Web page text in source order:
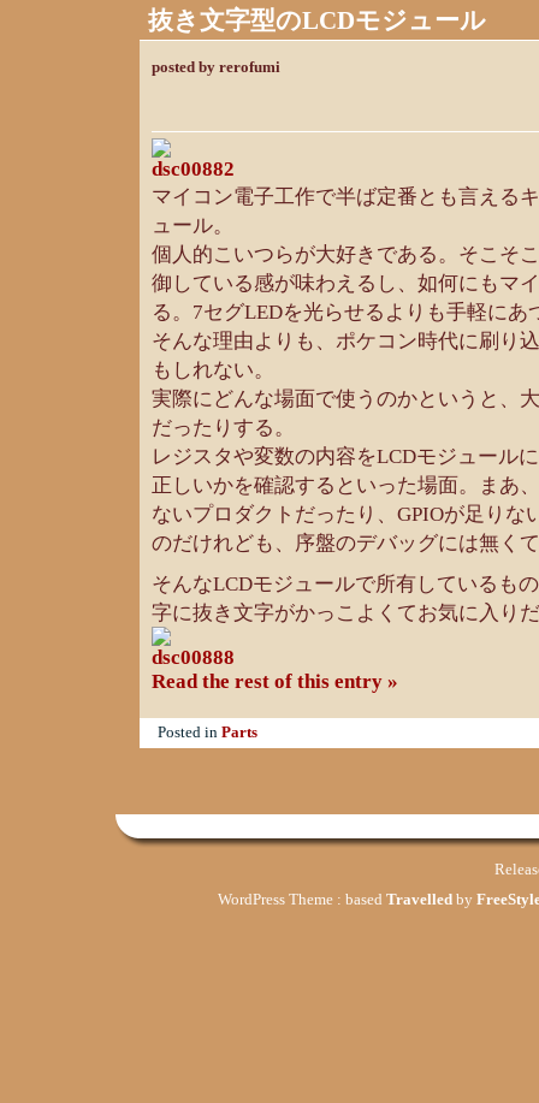
抜き文字型のLCDモジュール
posted by rerofumi
マイコン電子工作で半ば定番とも言える
ュール。
個人的こいつらが大好きである。そこそ
御している感が味わえるし、如何にもマ
る。7セグLEDを光らせるよりも手軽にあ
そんな理由よりも、ポケコン時代に刷り
もしれない。
実際にどんな場面で使うのかというと、
だったりする。
レジスタや変数の内容をLCDモジュール
正しいかを確認するといった場面。まあ
ないプロダクトだったり、GPIOが足りな
のだけれども、序盤のデバッグには無く
そんなLCDモジュールで所有しているも
字に抜き文字がかっこよくてお気に入り
Read the rest of this entry »
Posted in Parts
WordPress Theme : based Travelledby